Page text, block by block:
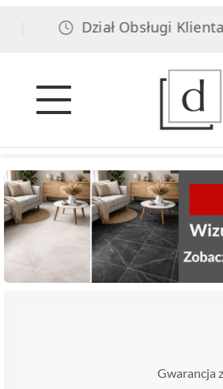
Dział Obsługi Klienta:
Gwarancja